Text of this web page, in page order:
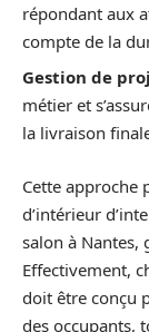
répondant aux
compte de la
Gestion de
métier et
la livraison
Cette approche
d’intérieur
salon à Nantes,
Effectivement,
doit être conçu
des occupants,